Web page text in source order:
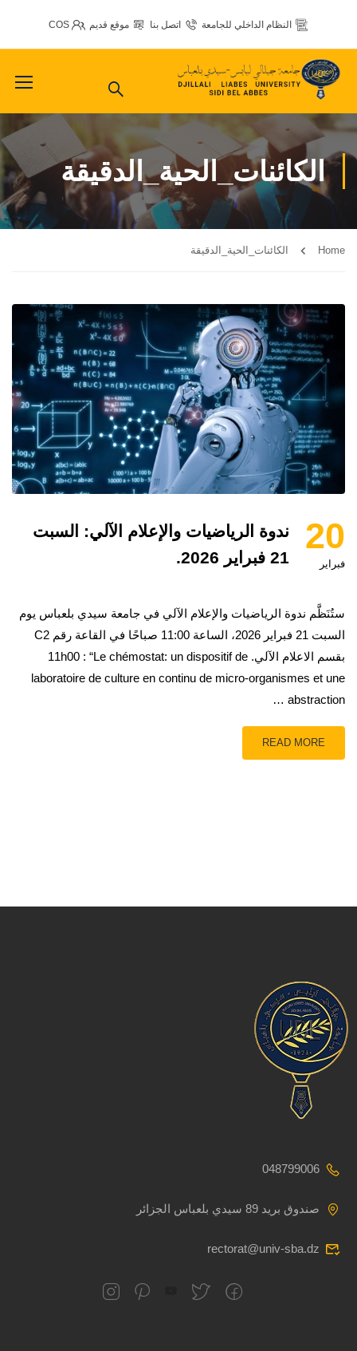
النظام الداخلي للجامعة اتصل بنا موقع قديم COS
الكائنات_الحية_الدقيقة
Home الكائنات_الحية_الدقيقة
20
فبراير
ندوة الرياضيات والإعلام الآلي: السبت
21 فبراير 2026.
ستُنَظَّم ندوة الرياضيات والإعلام الآلي في جامعة سيدي بلعباس يوم
السبت 21 فبراير 2026، الساعة 11:00 صباحًا في القاعة رقم C2
بقسم الاعلام الآلي. 11h00 : “Le chémostat: un dispositif de
laboratoire de culture en continu de micro-organismes et une
abstraction …
READ MORE
048799006
صندوق بريد 89 سيدي بلعباس الجزائر
rectorat@univ-sba.dz